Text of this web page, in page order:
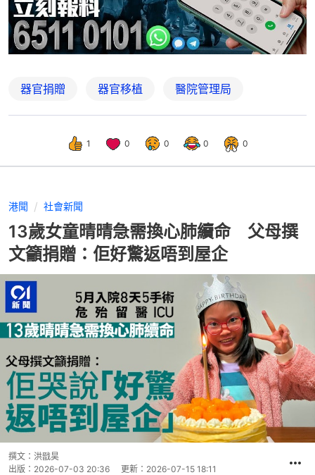
器官捐贈 器官移植 醫院管理局
1 0 0 0 0
港聞 社會新聞
13歲女童晴晴急需換心肺續命 父母撰
文籲捐贈：佢好驚返唔到屋企
撰文： 洪戩昊
出版： 2026-07-03 20:36 更新： 2026-07-15 18:11